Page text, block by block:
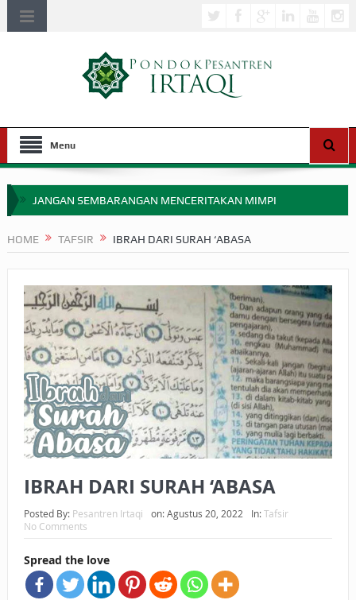
Menu
JANGAN SEMBARANGAN MENCERITAKAN MIMPI
APA HUKUM MEMPERCEPAT PEMBAYARAN ZAKAT
SEBELUM TIBA SAAT WAJIB?
HAKIKAT NIKMAT DI DUNIA!
BAGAIMANA CARA MEMBAYAR ZAKAT UANG?
UANG HARAM BISA MENJADI HALAL JIKA SEBAB
KEPEMILIKANNYA BERUBAH
HUKUM MEMBAYAR ZAKAT DENGAN CARA MENGANGSUR
HUKUM MEMBAYAR ZAKAT KEPADA KERABAT SENDIRI
HOME TAFSIR IBRAH DARI SURAH ‘ABASA
IBRAH DARI SURAH ‘ABASA
Posted By: Pesantren Irtaqi on:Agustus 20, 2022 In:Tafsir
No Comments
Spread the love